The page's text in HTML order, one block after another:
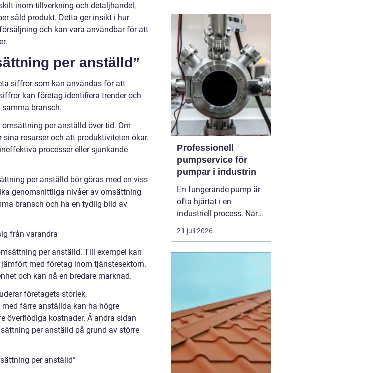
inom tillverkning och detaljhandel,
såld produkt. Detta ger insikt i hur
och kan vara användbar för att
per anställd”
siffror som kan användas för att
kan företag identifiera trender och
bransch.
per anställd över tid. Om
resurser och att produktiviteten ökar.
processer eller sjunkande
per anställd bör göras med en viss
genomsnittliga nivåer av omsättning
bransch och ha en tydlig bild av
från varandra
per anställd. Till exempel kan
med företag inom tjänstesektorn.
och kan nå en bredare marknad.
företagets storlek,
färre anställda kan ha högre
överflödiga kostnader. Å andra sidan
per anställd på grund av större
per anställd”
som både kan lagen och
förstår människan
bakom problemet. Att
anlita
en advokat ...
Professionell
pumpservice för
pumpar i industrin
En fungerande pump är
ofta hjärtat i en
industriell process. När
pumpen stannar, stannar
produktionen. Därför
21 juli 2026